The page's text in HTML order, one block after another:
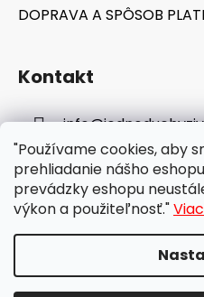
"Používame cookies, aby
prehliadanie nášho
prevádzky eshopu
výkon a použiteľnosť."
DOPRAVA A SPÔSOB
Kontakt
info@
E-shop: 0948 647